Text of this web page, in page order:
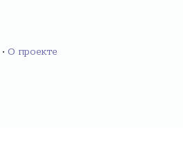
• О проекте